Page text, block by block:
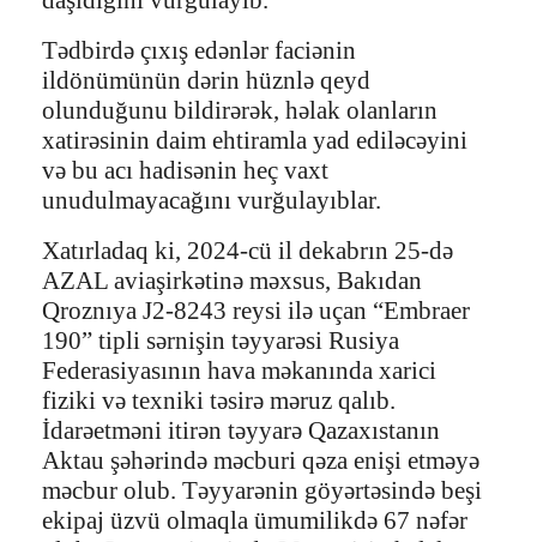
Tədbirdə çıxış edənlər faciənin
ildönümünün dərin hüznlə qeyd
olunduğunu bildirərək, həlak olanların
xatirəsinin daim ehtiramla yad ediləcəyini
və bu acı hadisənin heç vaxt
unudulmayacağını vurğulayıblar.
Xatırladaq ki, 2024-cü il dekabrın 25-də
AZAL aviaşirkətinə məxsus, Bakıdan
Qroznıya J2-8243 reysi ilə uçan “Embraer
190” tipli sərnişin təyyarəsi Rusiya
Federasiyasının hava məkanında xarici
fiziki və texniki təsirə məruz qalıb.
İdarəetməni itirən təyyarə Qazaxıstanın
Aktau şəhərində məcburi qəza enişi etməyə
məcbur olub. Təyyarənin göyərtəsində beşi
ekipaj üzvü olmaqla ümumilikdə 67 nəfər